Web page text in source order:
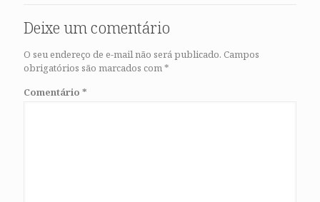
Deixe um comentário
O seu endereço de e-mail não será publicado. Campos
obrigatórios são marcados com*
Comentário *